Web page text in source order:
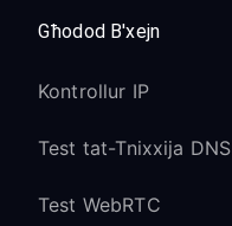
Għodod B'xejn
Kontrollur IP
Test tat-Tnixxija DNS
Test WebRTC